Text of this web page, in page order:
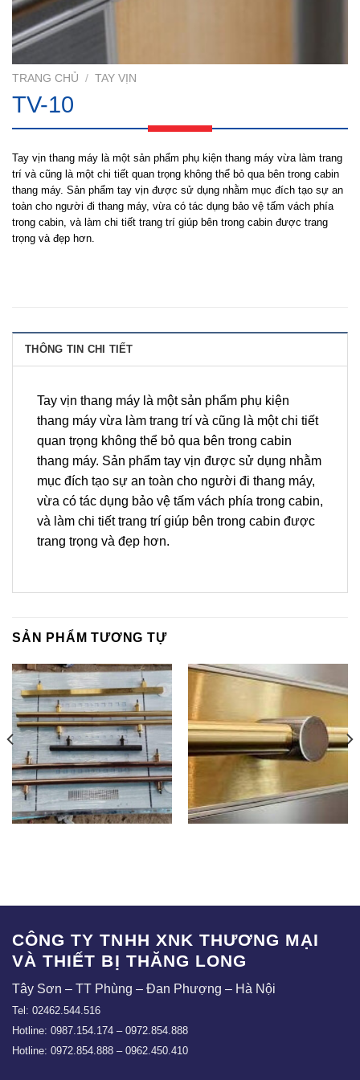
TRANG CHỦ / TAY VỊN
TV-10
Tay vịn thang máy là một sản phẩm phụ kiện thang máy vừa làm trang
trí và cũng là một chi tiết quan trọng không thể bỏ qua bên trong cabin
thang máy. Sản phẩm tay vịn được sử dụng nhằm mục đích tạo sự an
toàn cho người đi thang máy, vừa có tác dụng bảo vệ tấm vách phía
trong cabin, và làm chi tiết trang trí giúp bên trong cabin được trang
trọng và đẹp hơn.
THÔNG TIN CHI TIẾT
Tay vịn thang máy là một sản phẩm phụ kiện
thang máy vừa làm trang trí và cũng là một chi tiết
quan trọng không thể bỏ qua bên trong cabin
thang máy. Sản phẩm tay vịn được sử dụng nhằm
mục đích tạo sự an toàn cho người đi thang máy,
vừa có tác dụng bảo vệ tấm vách phía trong cabin,
và làm chi tiết trang trí giúp bên trong cabin được
trang trọng và đẹp hơn.
SẢN PHẨM TƯƠNG TỰ
CÔNG TY TNHH XNK THƯƠNG MẠI
VÀ THIẾT BỊ THĂNG LONG
Tây Sơn – TT Phùng – Đan Phượng – Hà Nội
Tel: 02462.544.516
Hotline: 0987.154.174 – 0972.854.888
Hotline: 0972.854.888 – 0962.450.410